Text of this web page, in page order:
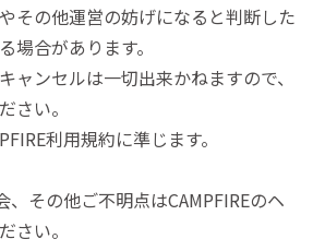
その他運営の妨げになると判断した
場合があります。
ャンセルは一切出来かねますので、
さい。
利用規約に準じます。
、その他ご不明点はCAMPFIREのヘ
さい。